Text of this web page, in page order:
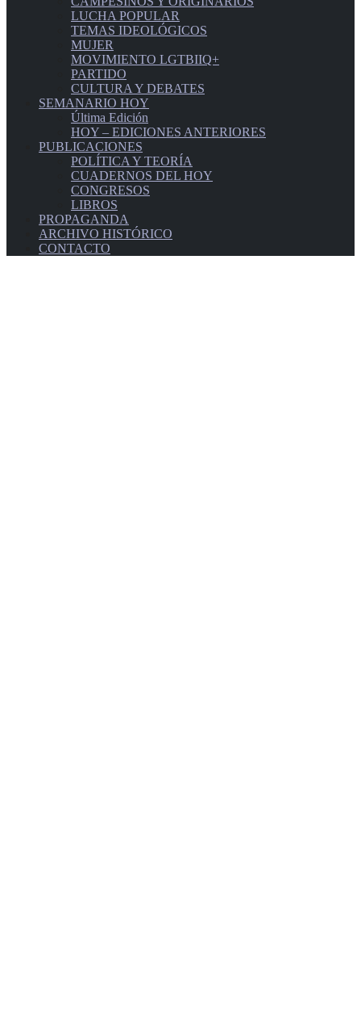
LUCHA POPULAR
TEMAS IDEOLÓGICOS
MUJER
MOVIMIENTO LGTBIIQ+
PARTIDO
CULTURA Y DEBATES
SEMANARIO HOY
Última Edición
HOY – EDICIONES ANTERIORES
PUBLICACIONES
POLÍTICA Y TEORÍA
CUADERNOS DEL HOY
CONGRESOS
LIBROS
PROPAGANDA
ARCHIVO HISTÓRICO
CONTACTO